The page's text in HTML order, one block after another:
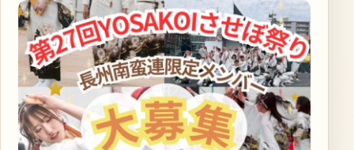
メンバー募集
カレンダー